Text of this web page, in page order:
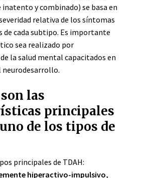
y combinado) se basa en
relativa de los síntomas
de cada subtipo. Es importante
sea realizado por
la salud mental capacitados en
las
principales
de los tipos de
principales de TDAH:
hiperactivo-impulsivo,